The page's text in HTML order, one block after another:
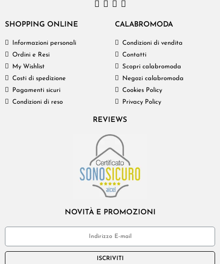
SHOPPING ONLINE
Informazioni personali
Ordini e Resi
My Wishlist
Costi di spedizione
Pagamenti sicuri
Condizioni di reso
CALABROMODA
Condizioni di vendita
Contatti
Scopri calabromoda
Negozi calabromoda
Cookies Policy
Privacy Policy
REVIEWS
NOVITÀ E PROMOZIONI
ISCRIVITI